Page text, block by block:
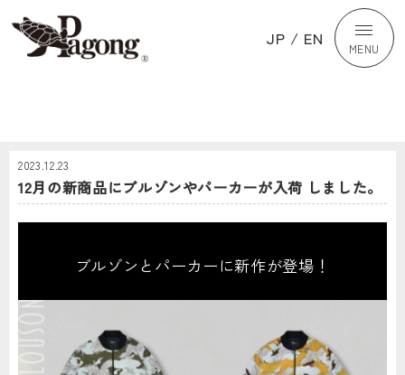
JP / EN MENU
2023.12.23
12月の新商品にブルゾンやパーカーが入荷 しました。
ブルゾンとパーカーに新作が登場！